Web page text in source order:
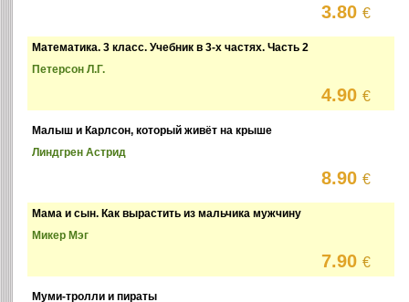
3.80€
Математика. 3 класс. Учебник в 3-х частях. Часть 2
Петерсон Л.Г.
4.90€
Малыш и Карлсон, который живёт на крыше
Линдгрен Астрид
8.90€
Мама и сын. Как вырастить из мальчика мужчину
Микер Мэг
7.90€
Муми-тролли и пираты